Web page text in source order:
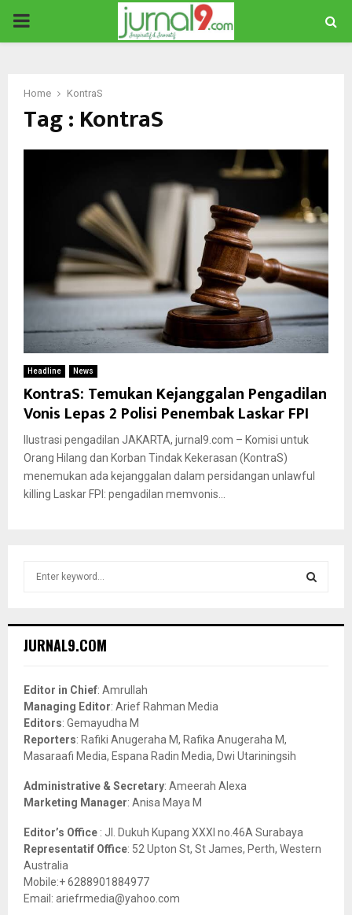
PRIMARY
Home KontraS
Tag : KontraS
Headline News
KontraS: Temukan Kejanggalan Pengadilan
Vonis Lepas 2 Polisi Penembak Laskar FPI
Ilustrasi pengadilan JAKARTA, jurnal9.com – Komisi untuk
Orang Hilang dan Korban Tindak Kekerasan (KontraS)
menemukan ada kejanggalan dalam persidangan unlawful
killing Laskar FPI: pengadilan memvonis...
h
o
r
:
JURNAL9.COM
Editor in Chief: Amrullah
Managing Editor: Arief Rahman Media
Editors: Gemayudha M
Reporters: Rafiki Anugeraha M, Rafika Anugeraha M,
Masaraafi Media, Espana Radin Media, Dwi Utariningsih
Administrative & Secretary: Ameerah Alexa
Marketing Manager: Anisa Maya M
Editor’s Office : Jl. Dukuh Kupang XXXI no.46A Surabaya
Representatif Office: 52 Upton St, St James, Perth, Western
Australia
Mobile:+ 6288901884977
Email: ariefrmedia@yahoo.com